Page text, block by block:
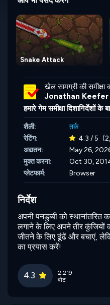
Snake Attack
खेल सामग्री की समीक्षा
Jonathan Keefer
हमारे गेम समीक्षा दिशानिर्देशों के
शैली:
तर्क
रेटिंग:
4.3 / 5
अद्यतन:
May 26,
मुक्त करना:
Oct 30,
प्लेटफार्म:
Browser
निर्देश
अपनी पनडुब्बी को
लगाने के लिए अपने तीर कुंजियों
जीतने के लिए ढूंढें और बचाएं,
का प्रयास करें!
4.3
2,219
वोट